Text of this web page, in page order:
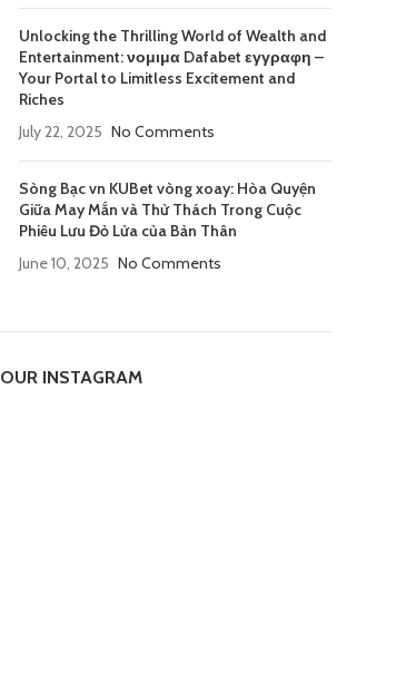
Unlocking the Thrilling World of Wealth and
Entertainment: νομιμα Dafabet εγγραφη –
Your Portal to Limitless Excitement and
Riches
July 22, 2025 No Comments
Sòng Bạc vn KUBet vòng xoay: Hòa Quyện
Giữa May Mắn và Thử Thách Trong Cuộc
Phiêu Lưu Đỏ Lửa của Bản Thân
June 10, 2025 No Comments
OUR INSTAGRAM